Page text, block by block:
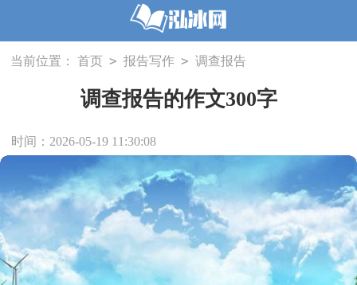
当前位置： 首页 > 报告写作 > 调查报告
调查报告的作文300字
时间：2026-05-19 11:30:08